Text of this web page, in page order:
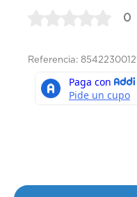
0
Referencia: